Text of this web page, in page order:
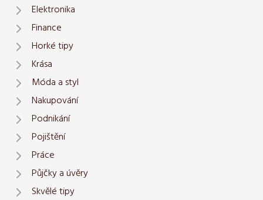
Elektronika
Finance
Horké tipy
Krása
Móda a styl
Nakupování
Podnikání
Pojištění
Práce
Půjčky a úvěry
Skvělé tipy